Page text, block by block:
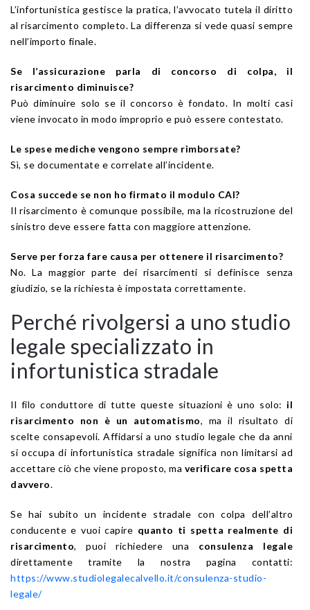
L’infortunistica gestisce la pratica, l’avvocato tutela il diritto
al risarcimento completo. La differenza si vede quasi sempre
nell’importo finale.
Se l’assicurazione parla di concorso di colpa, il
risarcimento diminuisce?
Può diminuire solo se il concorso è fondato. In molti casi
viene invocato in modo improprio e può essere contestato.
Le spese mediche vengono sempre rimborsate?
Sì, se documentate e correlate all’incidente.
Cosa succede se non ho firmato il modulo CAI?
Il risarcimento è comunque possibile, ma la ricostruzione del
sinistro deve essere fatta con maggiore attenzione.
Serve per forza fare causa per ottenere il risarcimento?
No. La maggior parte dei risarcimenti si definisce senza
giudizio, se la richiesta è impostata correttamente.
Perché rivolgersi a uno studio
legale specializzato in
infortunistica stradale
Il filo conduttore di tutte queste situazioni è uno solo: il
risarcimento non è un automatismo, ma il risultato di
scelte consapevoli. Affidarsi a uno studio legale che da anni
si occupa di infortunistica stradale significa non limitarsi ad
accettare ciò che viene proposto, ma verificare cosa spetta
davvero.
Se hai subito un incidente stradale con colpa dell’altro
conducente e vuoi capire quanto ti spetta realmente di
risarcimento, puoi richiedere una consulenza legale
direttamente tramite la nostra pagina contatti:
https://www.studiolegalecalvello.it/consulenza-studio-
legale/